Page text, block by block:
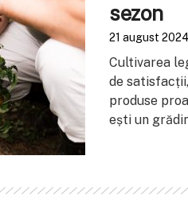
sezon
21 august 2024
Cultivarea
de
produse
ești un